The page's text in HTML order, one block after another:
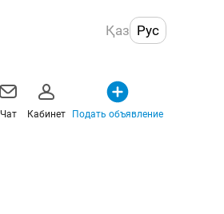
Қаз Рус
Чат Кабинет Подать объявление